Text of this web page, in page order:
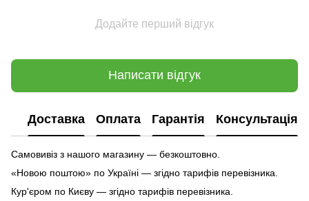
Додайте перший відгук
Написати відгук
Доставка Оплата Гарантія Консультація
Самовивіз з нашого магазину — безкоштовно.
«Новою поштою» по Україні — згідно тарифів перевізника.
Кур'єром по Києву — згідно тарифів перевізника.